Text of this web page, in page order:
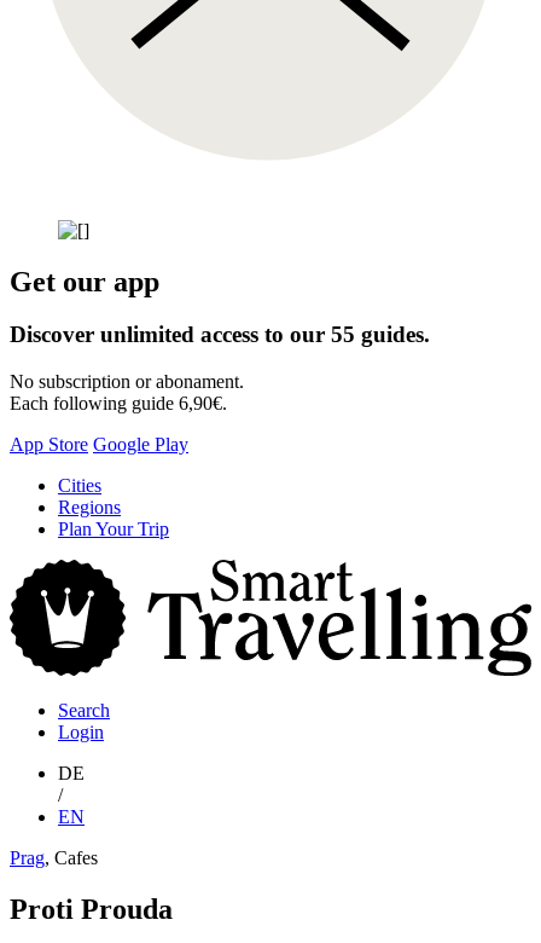
Get our app
Discover unlimited access to our 55 guides.
No subscription or abonament.
Each following guide 6,90€.
App Store Google Play
Skip
content
Cities
Regions
Plan Your Trip
Search
Login
DE
/
EN
Prag, Cafes
Proti Prouda